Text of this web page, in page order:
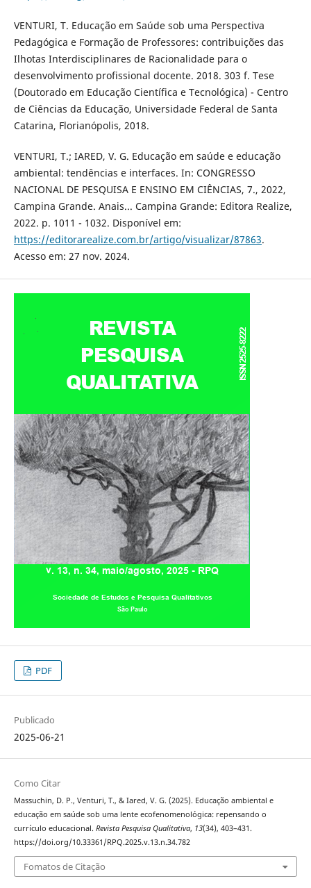
VENTURI, T. Educação em Saúde sob uma Perspectiva
Pedagógica e Formação de Professores: contribuições das
Ilhotas Interdisciplinares de Racionalidade para o
desenvolvimento profissional docente. 2018. 303 f. Tese
(Doutorado em Educação Científica e Tecnológica) - Centro
de Ciências da Educação, Universidade Federal de Santa
Catarina, Florianópolis, 2018.
VENTURI, T.; IARED, V. G. Educação em saúde e educação
ambiental: tendências e interfaces. In: CONGRESSO
NACIONAL DE PESQUISA E ENSINO EM CIÊNCIAS, 7., 2022,
Campina Grande. Anais... Campina Grande: Editora Realize,
2022. p. 1011 - 1032. Disponível em:
https://editorarealize.com.br/artigo/visualizar/87863.
Acesso em: 27 nov. 2024.
PDF
Publicado
2025-06-21
Como Citar
Massuchin, D. P., Venturi, T., & Iared, V. G. (2025). Educação ambiental e
educação em saúde sob uma lente ecofenomenológica: repensando o
currículo educacional. Revista Pesquisa Qualitativa, 13(34), 403–431.
https://doi.org/10.33361/RPQ.2025.v.13.n.34.782
Fomatos de Citação